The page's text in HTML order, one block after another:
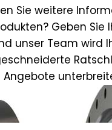
Sie weitere
Geben Sie
unser Team wird
Angebote